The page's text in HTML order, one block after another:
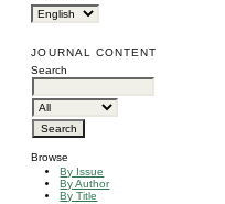
JOURNAL CONTENT
Search
Browse
By Issue
By Author
By Title